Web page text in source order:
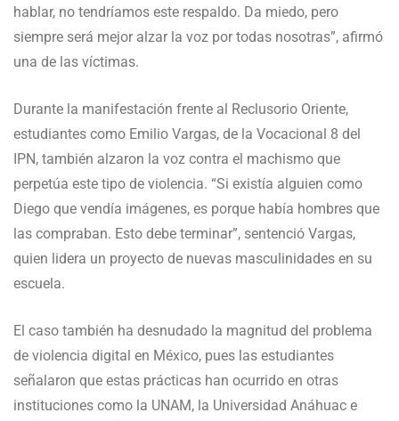
hablar, no tendríamos este respaldo. Da miedo, pero
siempre será mejor alzar la voz por todas nosotras”, afirmó
una de las víctimas.
Durante la manifestación frente al Reclusorio Oriente,
estudiantes como Emilio Vargas, de la Vocacional 8 del
IPN, también alzaron la voz contra el machismo que
perpetúa este tipo de violencia. “Si existía alguien como
Diego que vendía imágenes, es porque había hombres que
las compraban. Esto debe terminar”, sentenció Vargas,
quien lidera un proyecto de nuevas masculinidades en su
escuela.
El caso también ha desnudado la magnitud del problema
de violencia digital en México, pues las estudiantes
señalaron que estas prácticas han ocurrido en otras
instituciones como la UNAM, la Universidad Anáhuac e